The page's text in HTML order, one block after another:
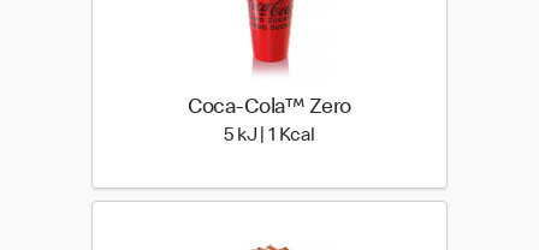
Coca-Cola™ Zero
5 kJ | 1 Kcal